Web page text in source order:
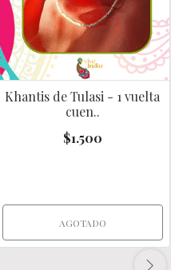
Khantis de Tulasi - 1 vuelta
cuen..
$1.500
AGOTADO